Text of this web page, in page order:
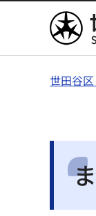
世田
世田谷